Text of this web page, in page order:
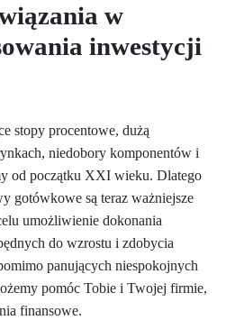
w
inwestycji
stopy procentowe, dużą
niedobory komponentów i
od początku XXI wieku. Dlatego
gotówkowe są teraz ważniejsze
umożliwienie dokonania
do wzrostu i zdobycia
panujących niespokojnych
pomóc Tobie i Twojej firmie,
finansowe.